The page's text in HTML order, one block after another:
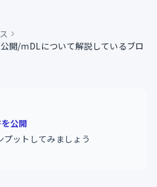
開/ｍDLについて解説しているブロ
公開
ットしてみましょう